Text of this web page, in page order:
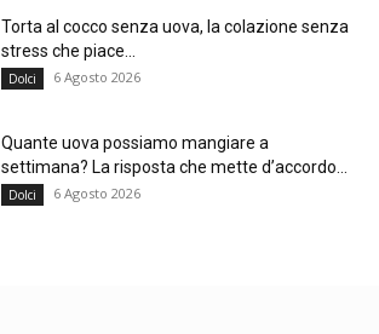
Torta al cocco senza uova, la colazione senza
stress che piace...
Dolci 6 Agosto 2026
Quante uova possiamo mangiare a
settimana? La risposta che mette d’accordo...
Dolci 6 Agosto 2026